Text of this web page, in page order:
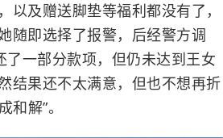
及赠送脚垫等福利都没有了，
随即选择了报警，后经警方调
一部分款项，但仍未达到王女
结果还不太满意，但也不想再折
解”。